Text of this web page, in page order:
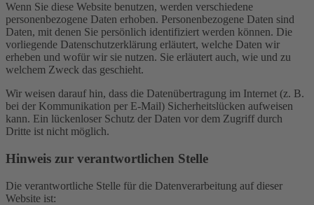
Wenn Sie diese Website benutzen, werden verschiedene
personenbezogene Daten erhoben. Personenbezogene Daten sind
Daten, mit denen Sie persönlich identifiziert werden können. Die
vorliegende Datenschutzerklärung erläutert, welche Daten wir
erheben und wofür wir sie nutzen. Sie erläutert auch, wie und zu
welchem Zweck das geschieht.
Wir weisen darauf hin, dass die Datenübertragung im Internet (z. B.
bei der Kommunikation per E-Mail) Sicherheitslücken aufweisen
kann. Ein lückenloser Schutz der Daten vor dem Zugriff durch
Dritte ist nicht möglich.
Hinweis zur verantwortlichen Stelle
Die verantwortliche Stelle für die Datenverarbeitung auf dieser
Website ist: